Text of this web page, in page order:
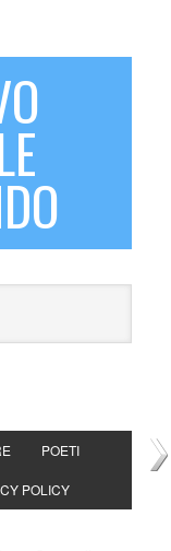
POETI
POLICY